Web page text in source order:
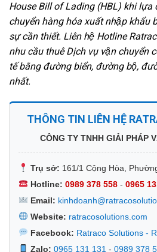
House Bill of Lading (HBL) khi lựa
chuyển hàng hóa xuất nhập khẩu
sự cần thiết. Liên hệ Hotline
nhu cầu thuê Dịch vụ vận chuyển
tế bằng đường biển, đường bộ,
nhất.
THÔNG TIN LIÊN HỆ
CÔNG TY TNHH GIẢI PHÁP
Trụ sở: 161/1 Cộng Hòa,
Hotline: 0989 378 558- 0965
Email:
Website: ratracosolutions.com
Facebook: Ratraco Solutions -
Zalo: 0965 131 131 - 0989 378